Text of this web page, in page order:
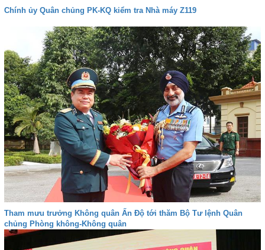
Chính ủy Quân chủng PK-KQ kiểm tra Nhà máy Z119
Tham mưu trưởng Không quân Ấn Độ tới thăm Bộ Tư lệnh Quân
chủng Phòng không-Không quân